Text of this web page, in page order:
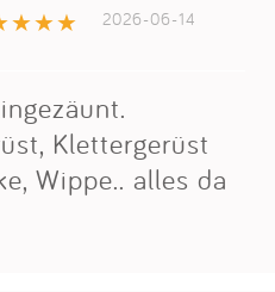
2026-06-14
Klettergerüst
Wippe.. alles da